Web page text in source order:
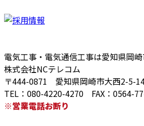
電気工事・電気通信工事は愛知県岡
株式会社NCテレコム
〒444-0871 愛知県岡崎市大西2-5-
TEL：080-4220-4270 FAX：0564-
※営業電話お断り